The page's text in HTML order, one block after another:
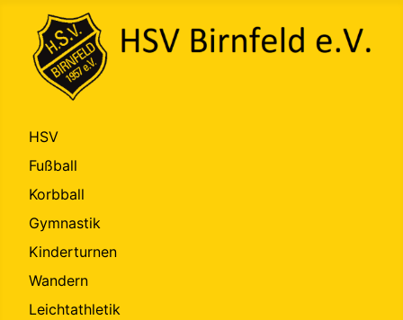
HSV
Fußball
Korbball
Gymnastik
Kinderturnen
Wandern
Leichtathletik